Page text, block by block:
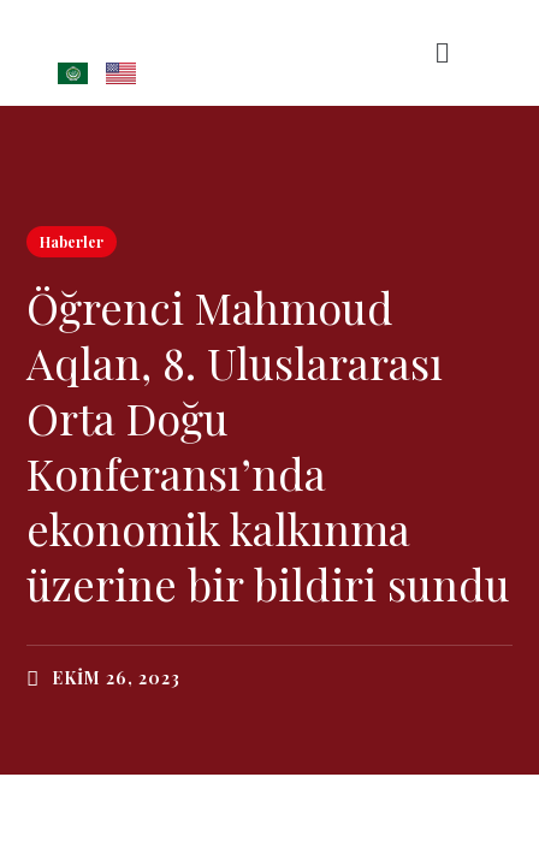
Haberler
Öğrenci Mahmoud
Aqlan, 8. Uluslararası
Orta Doğu
Konferansı’nda
ekonomik kalkınma
üzerine bir bildiri sundu
EKIM 26, 2023